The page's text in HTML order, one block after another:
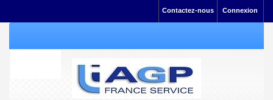
Connexion
Contactez-nous